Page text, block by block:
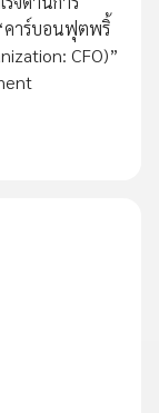
คาร์บอนฟุตพริ้
CFO)”